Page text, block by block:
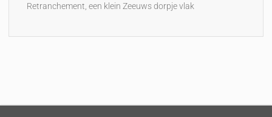
Retranchement, een klein Zeeuws dorpje vlak